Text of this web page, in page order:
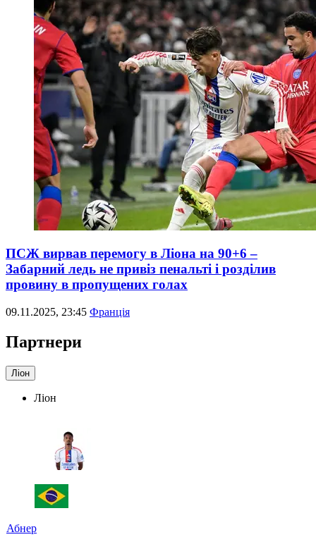
ПСЖ вирвав перемогу в Ліона на 90+6 –
Забарний ледь не привіз пенальті і розділив
провину в пропущених голах
09.11.2025, 23:45 Франція
Партнери
Ліон
Ліон
Абнер